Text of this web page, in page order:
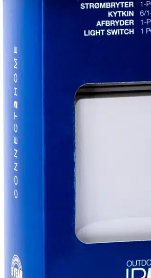
Pinta-asennettava koteloitu kytkin soveltuu
Connect 2 Home – moderni
Home edustaa skandinaavisen muotoilun,
käytännöllisyyden ja teknologisten
kolminaisuutta kustannustehokkaasti.
ja selkeälinjaisten piirteiden ansiosta
uusiin että vanhempiin asuntoihin ja tiloihin,
ajan asunnoillakin.
Gelia on kehittänyt
tuoteperheen, josta löytyy tarvittavat
tarvikkeet kodin sähköistyksen sekä
Pakkauksissa on kiinnitetty erityistä
visuaalisuuteen, luoden houkuttelevan
Pahvisessa pakkauksessa on PET-muovinen
kierrätettävyyden optimoimiseksi. Tuotteilla